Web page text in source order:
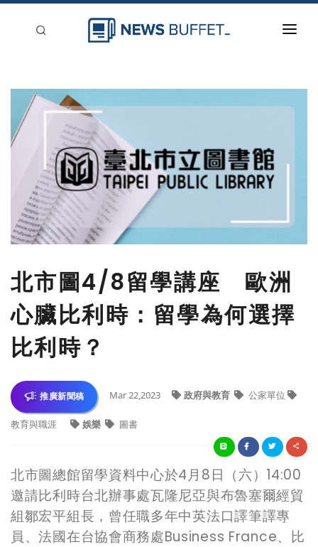
新聞稿分類
刊登
北市圖4/8留學講座 歐洲
心臟比利時：留學為何選擇
比利時？
推廣新聞稿 Mar 22,2023 政府與教育 公家單位
教育與職涯 娛樂 圖書
北市圖總館留學資料中心於4月8日（六）14:00
邀請比利時台北辦事處瓦隆尼亞與布魯塞爾經貿
組鄒宏平組長，曾任職多年中英法口譯筆譯專
員、法國在台協會商務處Business France、比